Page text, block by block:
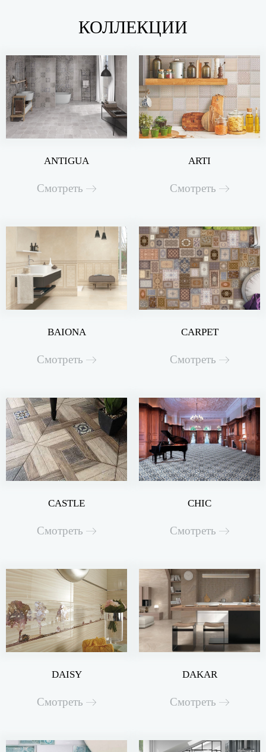
КОЛЛЕКЦИИ
ANTIGUA
Смотреть
ARTI
Смотреть
BAIONA
Смотреть
CARPET
Смотреть
CASTLE
Смотреть
CHIC
Смотреть
DAISY
Смотреть
DAKAR
Смотреть